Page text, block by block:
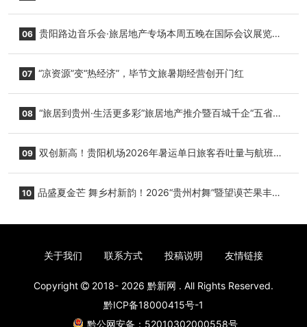
06 贵阳路边音乐会·旅居地产专场本周五晚在国际会议展览中
07 “凉资源”变“热经济”，毕节文旅暑期经营创开门红
08 “旅居到贵州·生活更多彩”旅居地产推介暨百城千企“五省
09 双创新高！贵阳机场2026年暑运单日旅客吞吐量与航班起
10 品盛夏金芒 舞乡村新韵！2026“贵州村舞”暨望谟芒果丰收
关于我们 联系方式 投稿说明 友情链接
Copyright 2018- 2026 黔新网 . All Rights Reserved.
黔ICP备18000415号-1
黔公网安备：52010302000558号